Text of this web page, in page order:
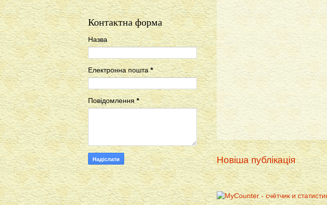
Новіша публікація
Контактна форма
Назва
Електронна пошта*
Повідомлення*